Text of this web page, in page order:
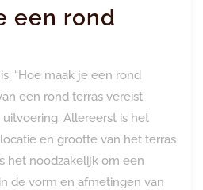
een rond
“Hoe maak je een rond
een rond terras vereist
Allereerst is het
en grootte van het terras
het noodzakelijk om een
de vorm en afmetingen van